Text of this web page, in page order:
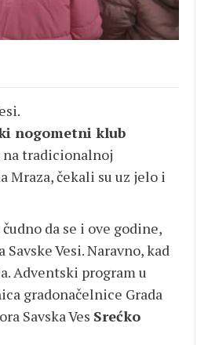
nogometni klub
tradicionalnoj
Mraza, čekali su uz jelo i
da se i ove godine,
Vesi. Naravno, kad
Adventski program u
gradonačelnice Grada
Savska Ves Srećko